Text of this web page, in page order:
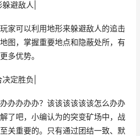
避敌人|
家可以利用地形来躲避敌人的追击
图，掌握重要地点和隐蔽处所，有
多优势。
定胜负|
办办办办？该该该该该该怎么办办
了吧，小编认为的突变矿场中，战
关重要的。只有通过团结一致、默